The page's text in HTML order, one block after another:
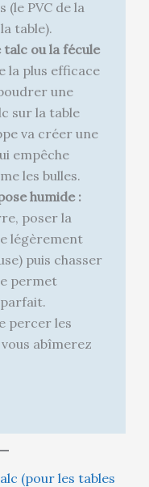
(le PVC de la
table).
talc ou la fécule
la plus efficace
une
sur la table
va créer une
empêche
les bulles.
humide :
poser la
légèrement
puis chasser
permet
percer les
abîmerez
(pour les tables